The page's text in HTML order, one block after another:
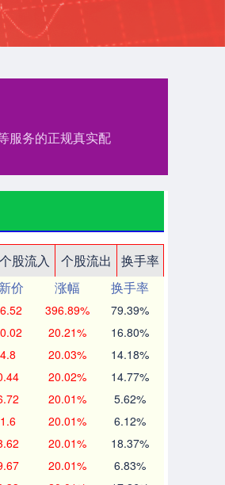
服务的正规真实配
个股流入 个股流出
换手率
价 涨幅
换手率
396.89% 79.39%
20.21% 16.80%
20.03% 14.18%
20.02% 14.77%
20.01% 5.62%
20.01% 6.12%
20.01% 18.37%
20.01% 6.83%